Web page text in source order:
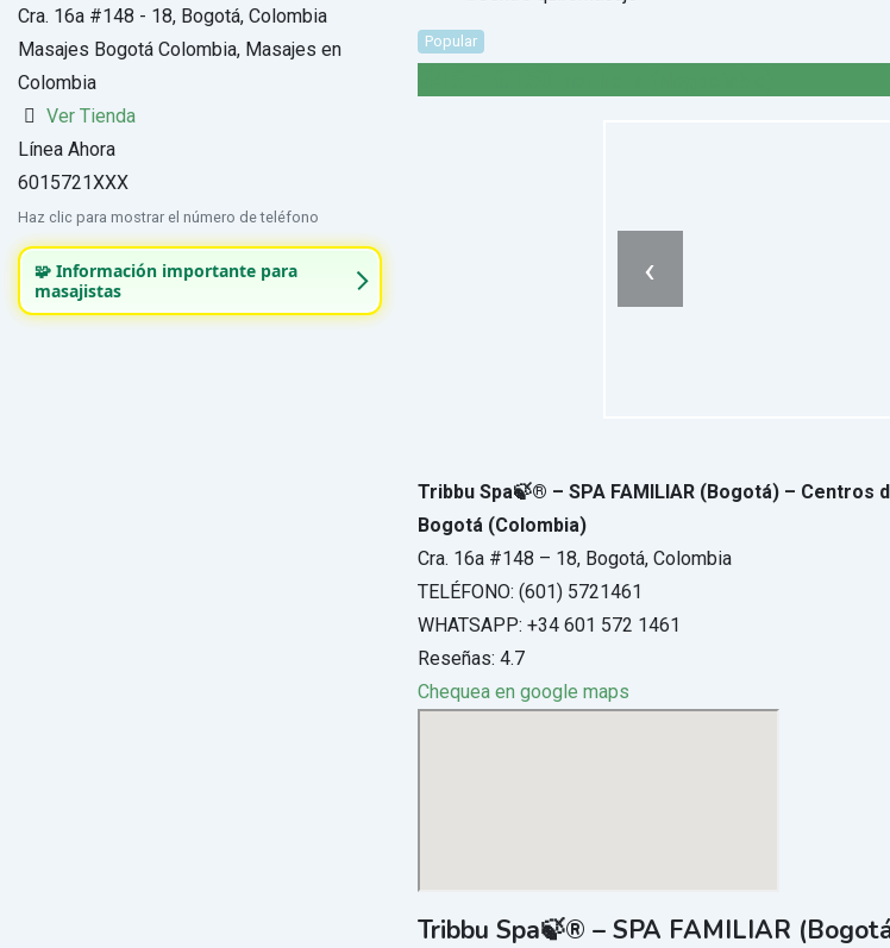
Cra. 16a #148 - 18, Bogotá, Colombia
Masajes Bogotá Colombia, Masajes en
Colombia
Ver Tienda
Línea Ahora
6015721XXX
Haz clic para mostrar el número de teléfono
🧩 Información importante para
masajistas
Popular
‹
Tribbu Spa🍃®️ – SPA FAMILIAR (Bogotá) –
Bogotá (Colombia)
Cra. 16a #148 – 18, Bogotá, Colombia
TELÉFONO: (601) 5721461
WHATSAPP: +34 601 572 1461
Reseñas: 4.7
Chequea en google maps
Tribbu Spa🍃®️ – SPA FAMILIAR